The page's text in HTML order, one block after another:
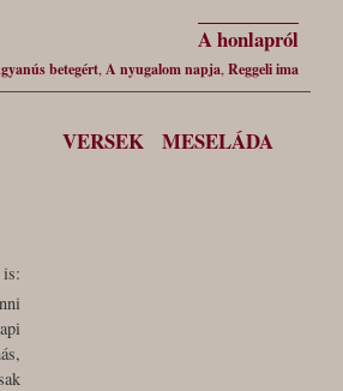
A honlapról
betegért A nyugalom napja ,Reggeli ima
VERSEK
MESELÁDA